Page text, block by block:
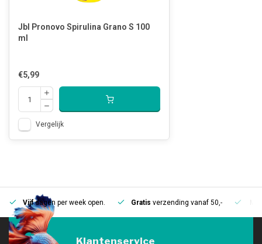
Jbl Pronovo Spirulina Grano S 100
ml
€5,99
Vergelijk
Vijfdagen per week open. Gratis verzending vanaf 50,-
Klantenservice